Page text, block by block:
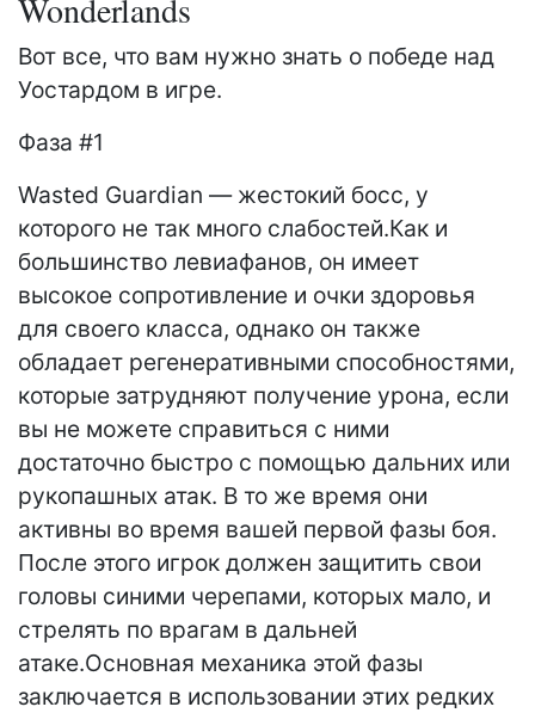
Wonderlands
Вот все, что вам нужно знать о победе над
Уостардом в игре.
Фаза #1
Wasted Guardian — жестокий босс, у
которого не так много слабостей.Как и
большинство левиафанов, он имеет
высокое сопротивление и очки здоровья
для своего класса, однако он также
обладает регенеративными способностями,
которые затрудняют получение урона, если
вы не можете справиться с ними
достаточно быстро с помощью дальних или
рукопашных атак. В то же время они
активны во время вашей первой фазы боя.
После этого игрок должен защитить свои
головы синими черепами, которых мало, и
стрелять по врагам в дальней
атаке.Основная механика этой фазы
заключается в использовании этих редких